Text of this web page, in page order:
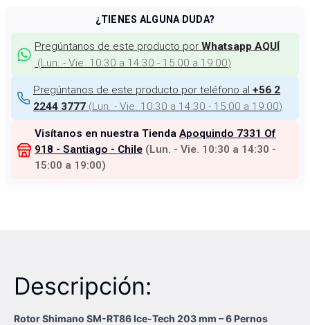
¿TIENES ALGUNA DUDA?
Pregúntanos de este producto por Whatsapp AQUÍ
(Lun. - Vie. 10:30 a 14:30 - 15:00 a 19:00)
Pregúntanos de este producto por teléfono al +56 2
2244 3777 (Lun. - Vie. 10:30 a 14:30 - 15:00 a 19:00)
Visítanos en nuestra Tienda Apoquindo 7331 Of
918 - Santiago - Chile (Lun. - Vie. 10:30 a 14:30 -
15:00 a 19:00)
Descripción:
Rotor Shimano SM-RT86 Ice-Tech 203 mm – 6 Pernos